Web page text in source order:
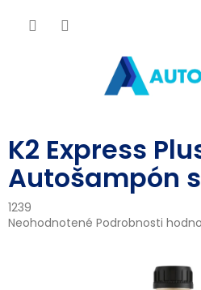
K2 Express
Autošampón
1239
Priemerné
Neohodnotené Podrobnosti